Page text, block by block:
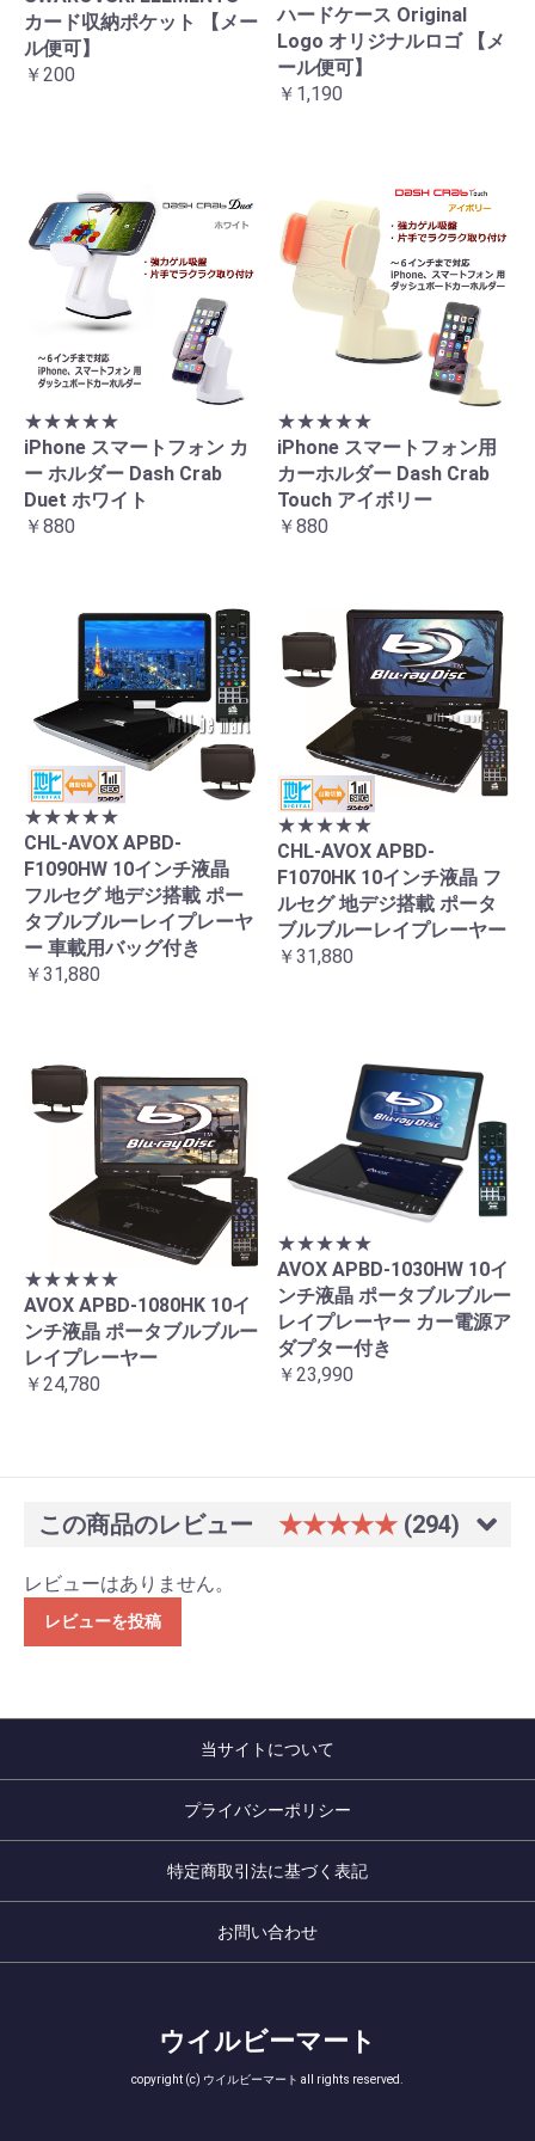
カード収納ポケット 【メー
ル便可】
￥200
ハードケース Original
Logo オリジナルロゴ 【メ
ール便可】
￥1,190
★★★★★
iPhone スマートフォン カ
ー ホルダー Dash Crab
Duet ホワイト
￥880
★★★★★
iPhone スマートフォン用
カーホルダー Dash Crab
Touch アイボリー
￥880
★★★★★
CHL-AVOX APBD-
F1090HW 10インチ液晶
フルセグ 地デジ搭載 ポー
タブルブルーレイプレーヤ
ー 車載用バッグ付き
￥31,880
★★★★★
CHL-AVOX APBD-
F1070HK 10インチ液晶 フ
ルセグ 地デジ搭載 ポータ
ブルブルーレイプレーヤー
￥31,880
★★★★★
AVOX APBD-1080HK 10イ
ンチ液晶 ポータブルブルー
レイプレーヤー
￥24,780
★★★★★
AVOX APBD-1030HW 10イ
ンチ液晶 ポータブルブルー
レイプレーヤー カー電源ア
ダプター付き
￥23,990
この商品のレビュー ★★★★★ (294)
レビューはありません。
レビューを投稿
当サイトについて
プライバシーポリシー
特定商取引法に基づく表記
お問い合わせ
ウイルビーマート
copyright (c) ウイルビーマート all rights reserved.